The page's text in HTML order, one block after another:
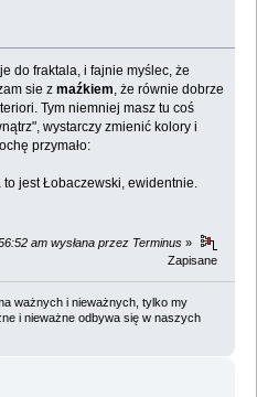
do fraktala, i fajnie myślec, że
sie zmaźkiem, że równie dobrze
Tym niemniej masz tu coś
wystarczy zmienić kolory i
przymało:
jest Łobaczewski, ewidentnie.
am wysłana przez Terminus »
Zapisane
ważnych i nieważnych, tylko my
i nieważne odbywa się w naszych